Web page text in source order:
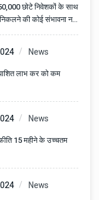
छोटे निवेशकों के साथ
की कोई संभावना नहीं
News
लाभ कर को कम
News
15 महीने के उच्चतम
News